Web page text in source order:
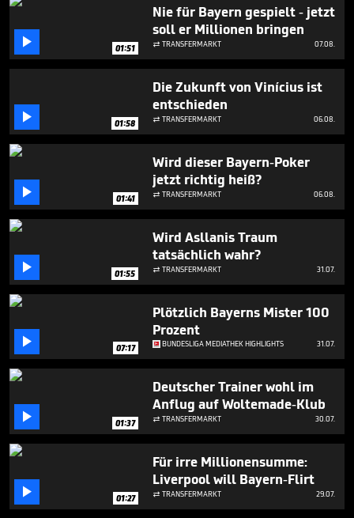
59
 01:51
Nie für Bayern gespielt - jetzt
soll er Millionen bringen
 TRANSFERMARKT 07.08.
 01:58
Die Zukunft von Vinícius ist
entschieden
 TRANSFERMARKT 06.08.
 01:41
Wird dieser Bayern-Poker
jetzt richtig heiß?
 TRANSFERMARKT 06.08.
 01:55
Wird Asllanis Traum
tatsächlich wahr?
 TRANSFERMARKT 31.07.
 07:17
Plötzlich Bayerns Mister 100
Prozent
BUNDESLIGA MEDIATHEK HIGHLIGHTS 31.07.
 01:37
Deutscher Trainer wohl im
Anflug auf Woltemade-Klub
 TRANSFERMARKT 30.07.
 01:27
Für irre Millionensumme:
Liverpool will Bayern-Flirt
 TRANSFERMARKT 29.07.